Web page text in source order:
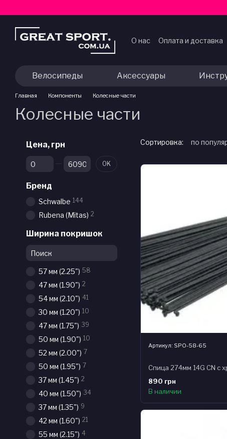
О нас Оплата и доставка
Велосипеды Аксессуары
Главная Компоненты Колесные части
Колесные части
Сортировка: по
Артикул: SPO-58-65
890 грн
В наличии
Цена, грн
От Цена, грн
До Цена, грн OK
Бренд
Schwalbe 144
Rubena (Mitas) 2
Ширина покришок
57 мм (2.25") 58
47 мм (1.90") 2
54 мм (2.10") 41
30 мм (1.20") 10
47 мм (1.75") 39
50 мм (1.90") 10
52 мм (2.00") 7
50 мм (1.95") 7
37 мм (1.45") 2
40 мм (1.50") 34
37 мм (1.35") 9
42 мм (1.60") 21
55 мм (2.15") 4